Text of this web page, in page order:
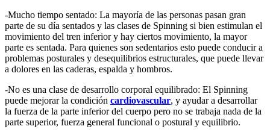
-Mucho tiempo sentado: La mayoría de las personas pasan gran
parte de su día sentados y las clases de Spinning si bien estimulan el
movimiento del tren inferior y hay ciertos movimiento, la mayor
parte es sentada. Para quienes son sedentarios esto puede conducir a
problemas posturales y desequilibrios estructurales, que puede llevar
a dolores en las caderas, espalda y hombros.
-No es una clase de desarrollo corporal equilibrado: El Spinning
puede mejorar la condición cardiovascular, y ayudar a desarrollar
la fuerza de la parte inferior del cuerpo pero no se trabaja nada de la
parte superior, fuerza general funcional o postural y equilibrio.